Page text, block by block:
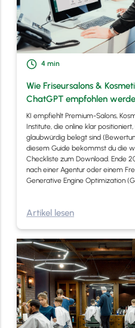
4 min
Wie Friseursalons &
ChatGPT empfohlen
KI empfiehlt Premium-Salons,
Institute, die online klar
glaubwürdig belegt sind
diesem Guide bekommst du die
Checkliste zum Download. Ende
nach einer Agentur oder einem
Generative Engine Optimization
Artikel lesen